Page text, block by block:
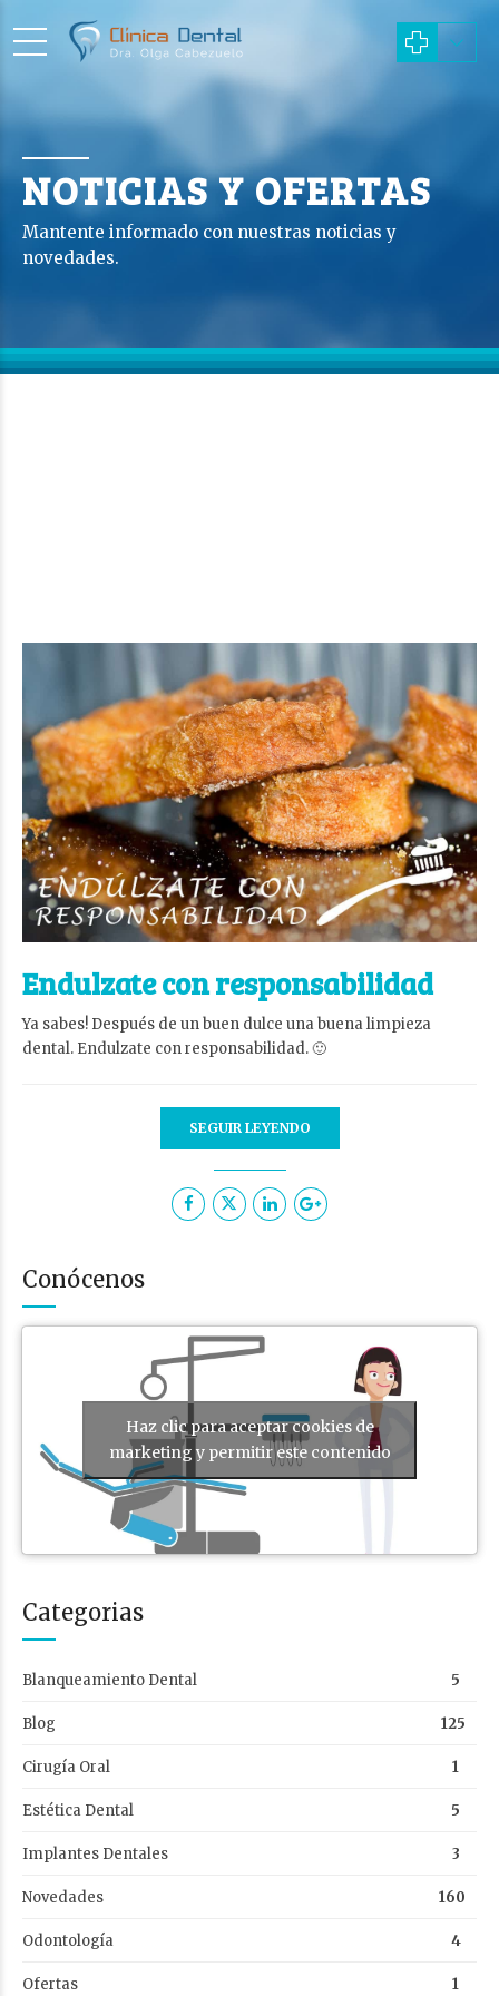
NOTICIAS Y OFERTAS
Mantente informado con nuestras noticias y
novedades.
Endulzate con responsabilidad
Ya sabes! Después de un buen dulce una buena limpieza
dental. Endulzate con responsabilidad. 🙂
SEGUIR LEYENDO
Conócenos
Haz clic para aceptar cookies de
marketing y permitir este contenido
Categorias
Blanqueamiento Dental 5
Blog 125
Cirugía Oral 1
Estética Dental 5
Implantes Dentales 3
Novedades 160
Odontología 4
Ofertas 1